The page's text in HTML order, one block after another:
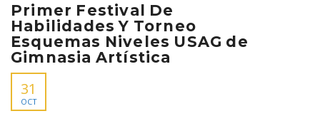
Primer Festival De
Habilidades Y Torneo
Esquemas Niveles USAG de
Gimnasia Artística
31
OCT